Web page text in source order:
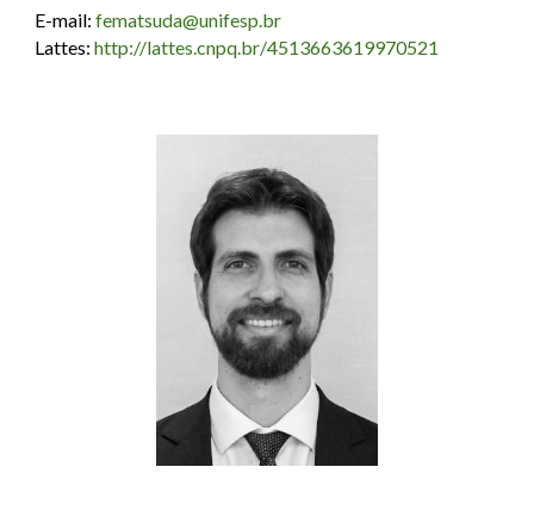
E-mail: fematsuda@unifesp.br
Lattes:http://lattes.cnpq.br/4513663619970521